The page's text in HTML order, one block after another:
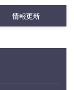
情報更新